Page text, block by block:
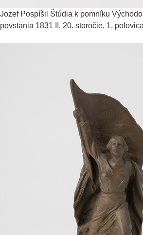
Jozef Pospíšil Štúdia k pomníku
povstania 1831 II. 20. storočie, 1.